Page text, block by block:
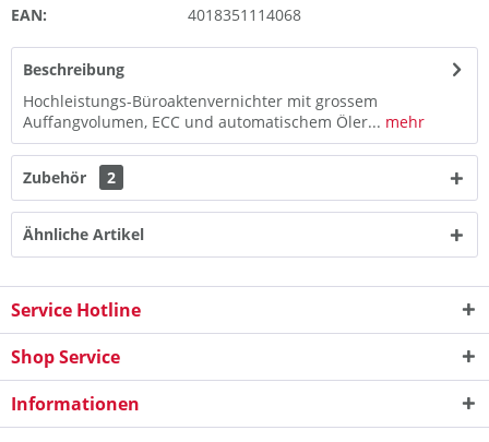
EAN:
4018351114068
Beschreibung
Hochleistungs-Büroaktenvernichter mit grossem
Auffangvolumen, ECC und automatischem Öler... mehr
Zubehör 2
Ähnliche Artikel
Service Hotline
Shop Service
Informationen